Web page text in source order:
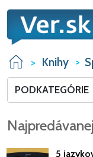
Knihy
PODKATEGÓRIE
5